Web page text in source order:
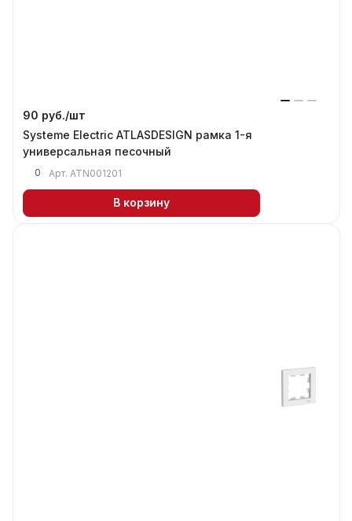
90 руб./шт
Systeme Electric ATLASDESIGN рамка 1-я
универсальная песочный
0 Арт. ATN001201
В корзину